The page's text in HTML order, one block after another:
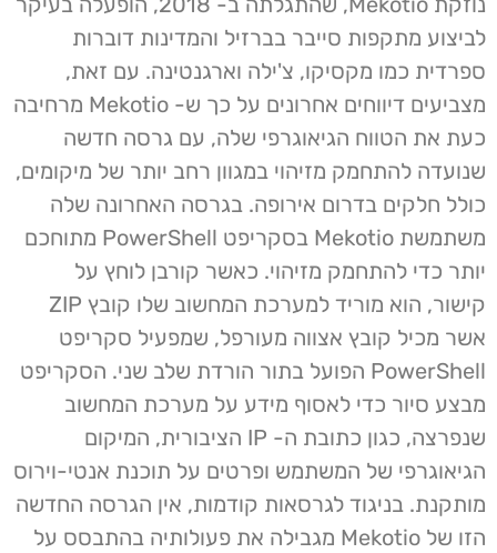
לביצוע מתקפות סייבר בברזיל והמדינות דוברות
ספרדית כמו מקסיקו, צ'ילה וארגנטינה. עם זאת,
מצביעים דיווחים אחרונים על כך ש- Mekotio מרחיבה
כעת את הטווח הגיאוגרפי שלה, עם גרסה חדשה
שנועדה להתחמק מזיהוי במגוון רחב יותר של מיקומים,
כולל חלקים בדרום אירופה. בגרסה האחרונה שלה
משתמשת Mekotio בסקריפט PowerShell מתוחכם
יותר כדי להתחמק מזיהוי. כאשר קורבן לוחץ על
קישור, הוא מוריד למערכת המחשוב שלו קובץ ZIP
אשר מכיל קובץ אצווה מעורפל, שמפעיל סקריפט
PowerShell הפועל בתור הורדת שלב שני. הסקריפט
מבצע סיור כדי לאסוף מידע על מערכת המחשוב
שנפרצה, כגון כתובת ה- IP הציבורית, המיקום
הגיאוגרפי של המשתמש ופרטים על תוכנת אנטי-וירוס
מותקנת. בניגוד לגרסאות קודמות, אין הגרסה החדשה
הזו של Mekotio מגבילה את פעולותיה בהתבסס על